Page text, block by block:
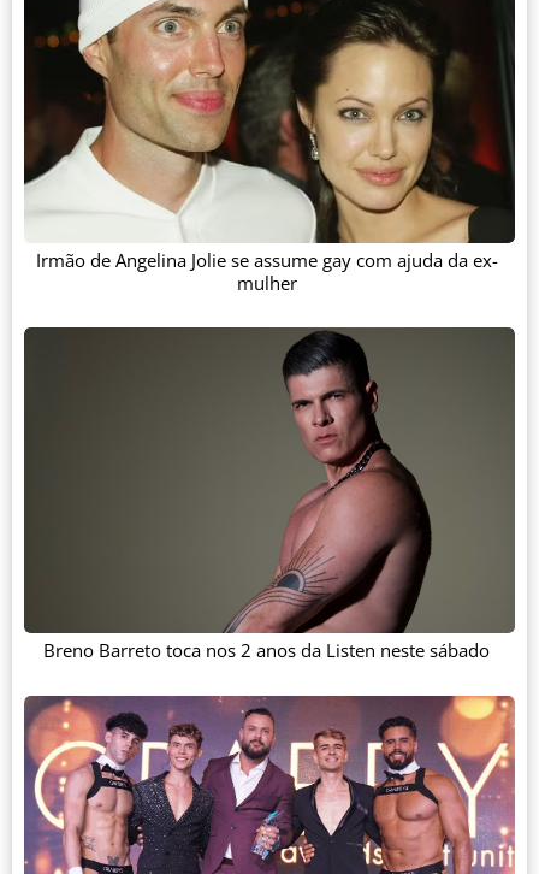
Irmão de Angelina Jolie se assume gay com ajuda da ex-
mulher
Breno Barreto toca nos 2 anos da Listen neste sábado